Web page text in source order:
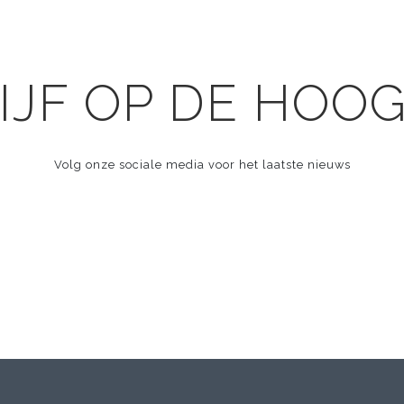
OP DE
Volg onze sociale media voor het laatste nieuws